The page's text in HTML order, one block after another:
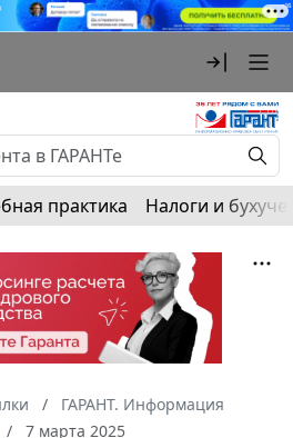
практика Налоги и
ГАРАНТ. Информация
7 марта 2025